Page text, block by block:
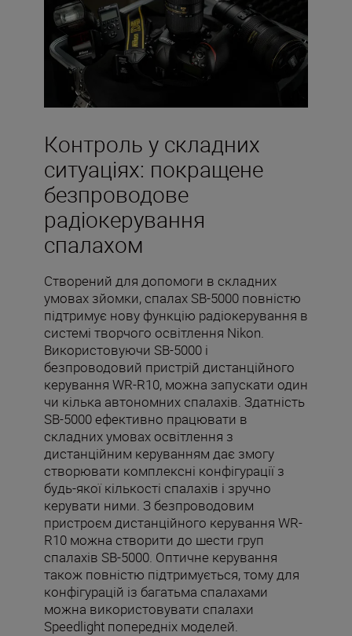
Контроль у складних
ситуаціях: покращене
безпроводове
радіокерування
спалахом
Створений для допомоги в складних
умовах зйомки, спалах SB-5000 повністю
підтримує нову функцію радіокерування в
системі творчого освітлення Nikon.
Використовуючи SB-5000 і
безпроводовий пристрій дистанційного
керування WR-R10, можна запускати один
чи кілька автономних спалахів. Здатність
SB-5000 ефективно працювати в
складних умовах освітлення з
дистанційним керуванням дає змогу
створювати комплексні конфігурації з
будь-якої кількості спалахів і зручно
керувати ними. З безпроводовим
пристроєм дистанційного керування WR-
R10 можна створити до шести груп
спалахів SB-5000. Оптичне керування
також повністю підтримується, тому для
конфігурацій із багатьма спалахами
можна використовувати спалахи
Speedlight попередніх моделей.